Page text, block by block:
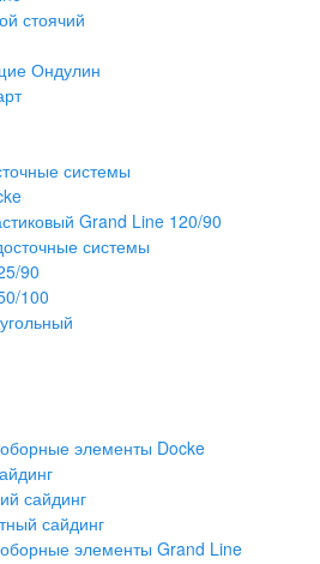
стоячий
Ондулин
системы
Grand Line 120/90
системы
90
100
элементы Docke
сайдинг
сайдинг
элементы Grand Line